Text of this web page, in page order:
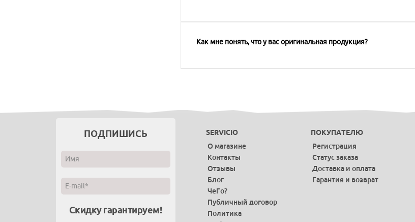
Как мне понять, что у вас оригинальная продукция?
ПОДПИШИСЬ
Скидку гарантируем!
SERVICIO
О магазине
Контакты
Отзывы
Блог
ЧеГо?
Публичный договор
Политика
ПОКУПАТЕЛЮ
Регистрация
Статус заказа
Доставка и оплата
Гарантия и возврат